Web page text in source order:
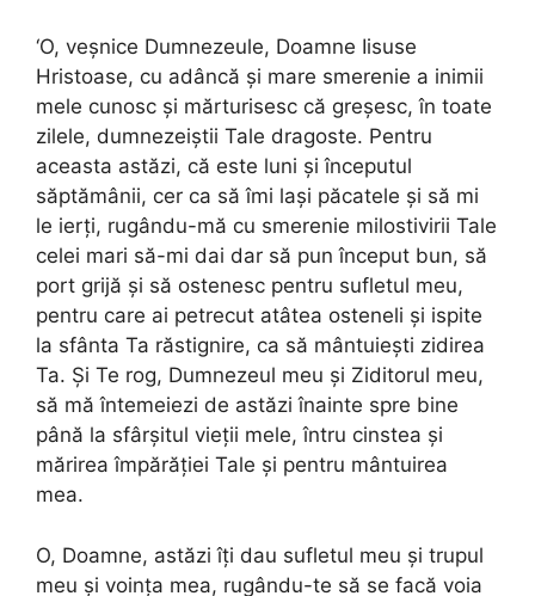
‘O, veșnice Dumnezeule, Doamne Iisuse
Hristoase, cu adâncă și mare smerenie a inimii
mele cunosc și mărturisesc că greșesc, în toate
zilele, dumnezeiștii Tale dragoste. Pentru
aceasta astăzi, că este luni și începutul
săptămânii, cer ca să îmi lași păcatele și să mi
le ierți, rugându-mă cu smerenie milostivirii Tale
celei mari să-mi dai dar să pun început bun, să
port grijă și să ostenesc pentru sufletul meu,
pentru care ai petrecut atâtea osteneli și ispite
la sfânta Ta răstignire, ca să mântuiești zidirea
Ta. Și Te rog, Dumnezeul meu și Ziditorul meu,
să mă întemeiezi de astăzi înainte spre bine
până la sfârșitul vieții mele, întru cinstea și
mărirea împărăției Tale și pentru mântuirea
mea.
O, Doamne, astăzi îți dau sufletul meu și trupul
meu și voința mea, rugându-te să se facă voia